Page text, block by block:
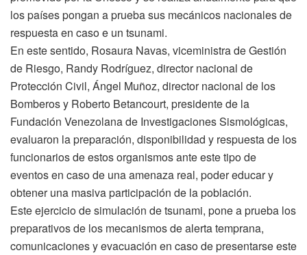
los países pongan a prueba sus mecánicos nacionales de
respuesta en caso e un tsunami.
En este sentido, Rosaura Navas, viceministra de Gestión
de Riesgo, Randy Rodríguez, director nacional de
Protección Civil, Ángel Muñoz, director nacional de los
Bomberos y Roberto Betancourt, presidente de la
Fundación Venezolana de Investigaciones Sismológicas,
evaluaron la preparación, disponibilidad y respuesta de los
funcionarios de estos organismos ante este tipo de
eventos en caso de una amenaza real, poder educar y
obtener una masiva participación de la población.
Este ejercicio de simulación de tsunami, pone a prueba los
preparativos de los mecanismos de alerta temprana,
comunicaciones y evacuación en caso de presentarse este